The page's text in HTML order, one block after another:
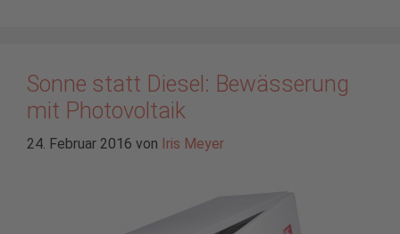
Sonne statt Diesel: Bewässerung
mit Photovoltaik
24. Februar 2016 von Iris Meyer